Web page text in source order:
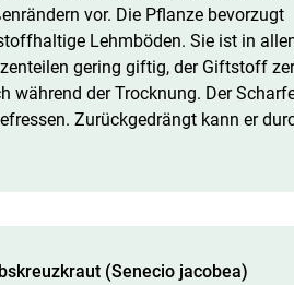
vor. Die Pflanze bevorzugt
Lehmböden. Sie ist in
gering giftig, der Giftstoff
während der Trocknung. Der
Zurückgedrängt kann er
(Senecio jacobea)